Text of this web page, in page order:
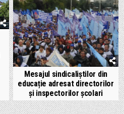
Mesajul sindicaliștilor din
educație adresat directorilor
și inspectorilor școlari